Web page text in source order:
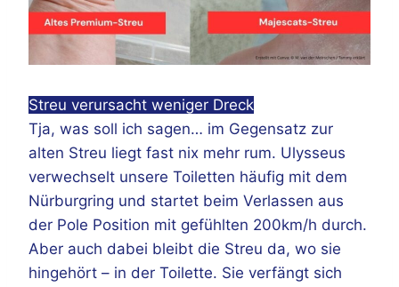
Streu verursacht weniger Dreck
Tja, was soll ich sagen… im Gegensatz zur
alten Streu liegt fast nix mehr rum. Ulysseus
verwechselt unsere Toiletten häufig mit dem
Nürburgring und startet beim Verlassen aus
der Pole Position mit gefühlten 200km/h durch.
Aber auch dabei bleibt die Streu da, wo sie
hingehört – in der Toilette. Sie verfängt sich